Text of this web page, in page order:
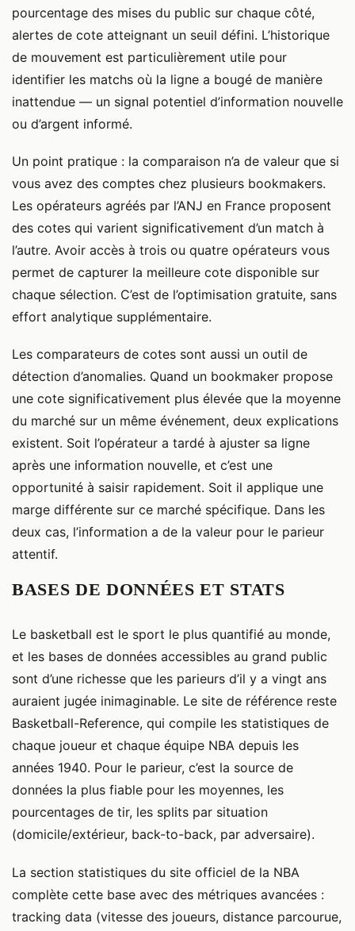
pourcentage des mises du public sur chaque côté,
alertes de cote atteignant un seuil défini. L’historique
de mouvement est particulièrement utile pour
identifier les matchs où la ligne a bougé de manière
inattendue — un signal potentiel d’information nouvelle
ou d’argent informé.
Un point pratique : la comparaison n’a de valeur que si
vous avez des comptes chez plusieurs bookmakers.
Les opérateurs agréés par l’ANJ en France proposent
des cotes qui varient significativement d’un match à
l’autre. Avoir accès à trois ou quatre opérateurs vous
permet de capturer la meilleure cote disponible sur
chaque sélection. C’est de l’optimisation gratuite, sans
effort analytique supplémentaire.
Les comparateurs de cotes sont aussi un outil de
détection d’anomalies. Quand un bookmaker propose
une cote significativement plus élevée que la moyenne
du marché sur un même événement, deux explications
existent. Soit l’opérateur a tardé à ajuster sa ligne
après une information nouvelle, et c’est une
opportunité à saisir rapidement. Soit il applique une
marge différente sur ce marché spécifique. Dans les
deux cas, l’information a de la valeur pour le parieur
attentif.
BASES DE DONNÉES ET STATS
Le basketball est le sport le plus quantifié au monde,
et les bases de données accessibles au grand public
sont d’une richesse que les parieurs d’il y a vingt ans
auraient jugée inimaginable. Le site de référence reste
Basketball-Reference, qui compile les statistiques de
chaque joueur et chaque équipe NBA depuis les
années 1940. Pour le parieur, c’est la source de
données la plus fiable pour les moyennes, les
pourcentages de tir, les splits par situation
(domicile/extérieur, back-to-back, par adversaire).
La section statistiques du site officiel de la NBA
complète cette base avec des métriques avancées :
tracking data (vitesse des joueurs, distance parcourue,